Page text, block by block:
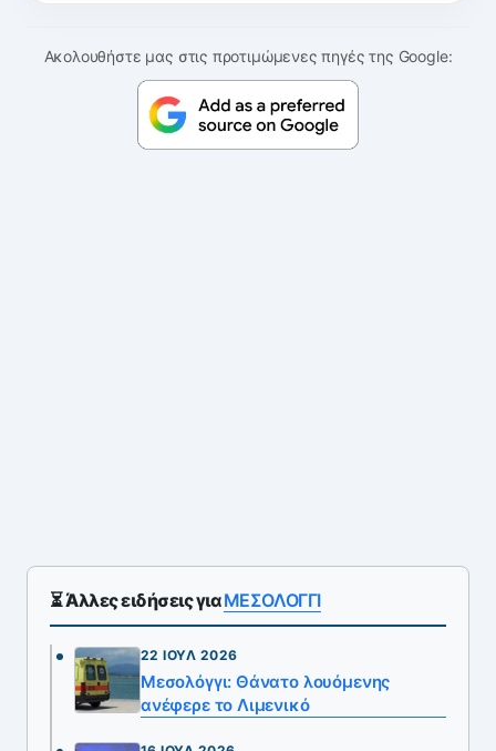
Ακολουθήστε μας στις προτιμώμενες πηγές της Google:
⏳ Άλλες ειδήσεις γιαΜΕΣΟΛΟΓΓΙ
22 ΙΟΎΛ 2026
Μεσολόγγι: Θάνατο λουόμενης
ανέφερε το Λιμενικό